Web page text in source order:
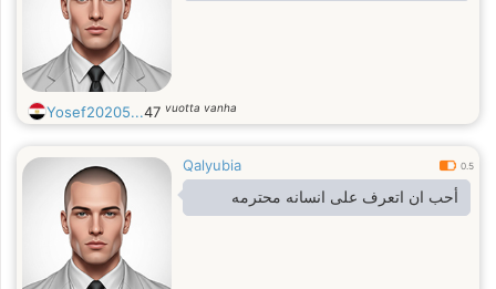
Yosef20205...47 vuotta vanha
Qalyubia 0.5
أحب ان اتعرف على انسانه محترمه